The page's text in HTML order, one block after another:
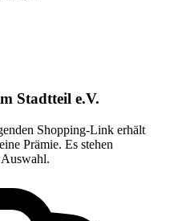
Stadtteil e.V.
Shopping-Link erhält
Prämie. Es stehen